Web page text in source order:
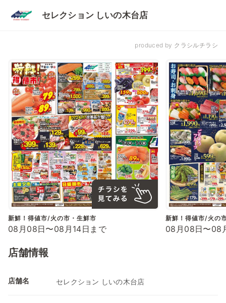
セレクション しいの木台店
produced by クラシルチラシ
新鮮！得値市/火の市・生鮮市
08月08日〜08月14日まで
新鮮！得値市/火の
08月08日〜08
店舗情報
店舗名 セレクション しいの木台店